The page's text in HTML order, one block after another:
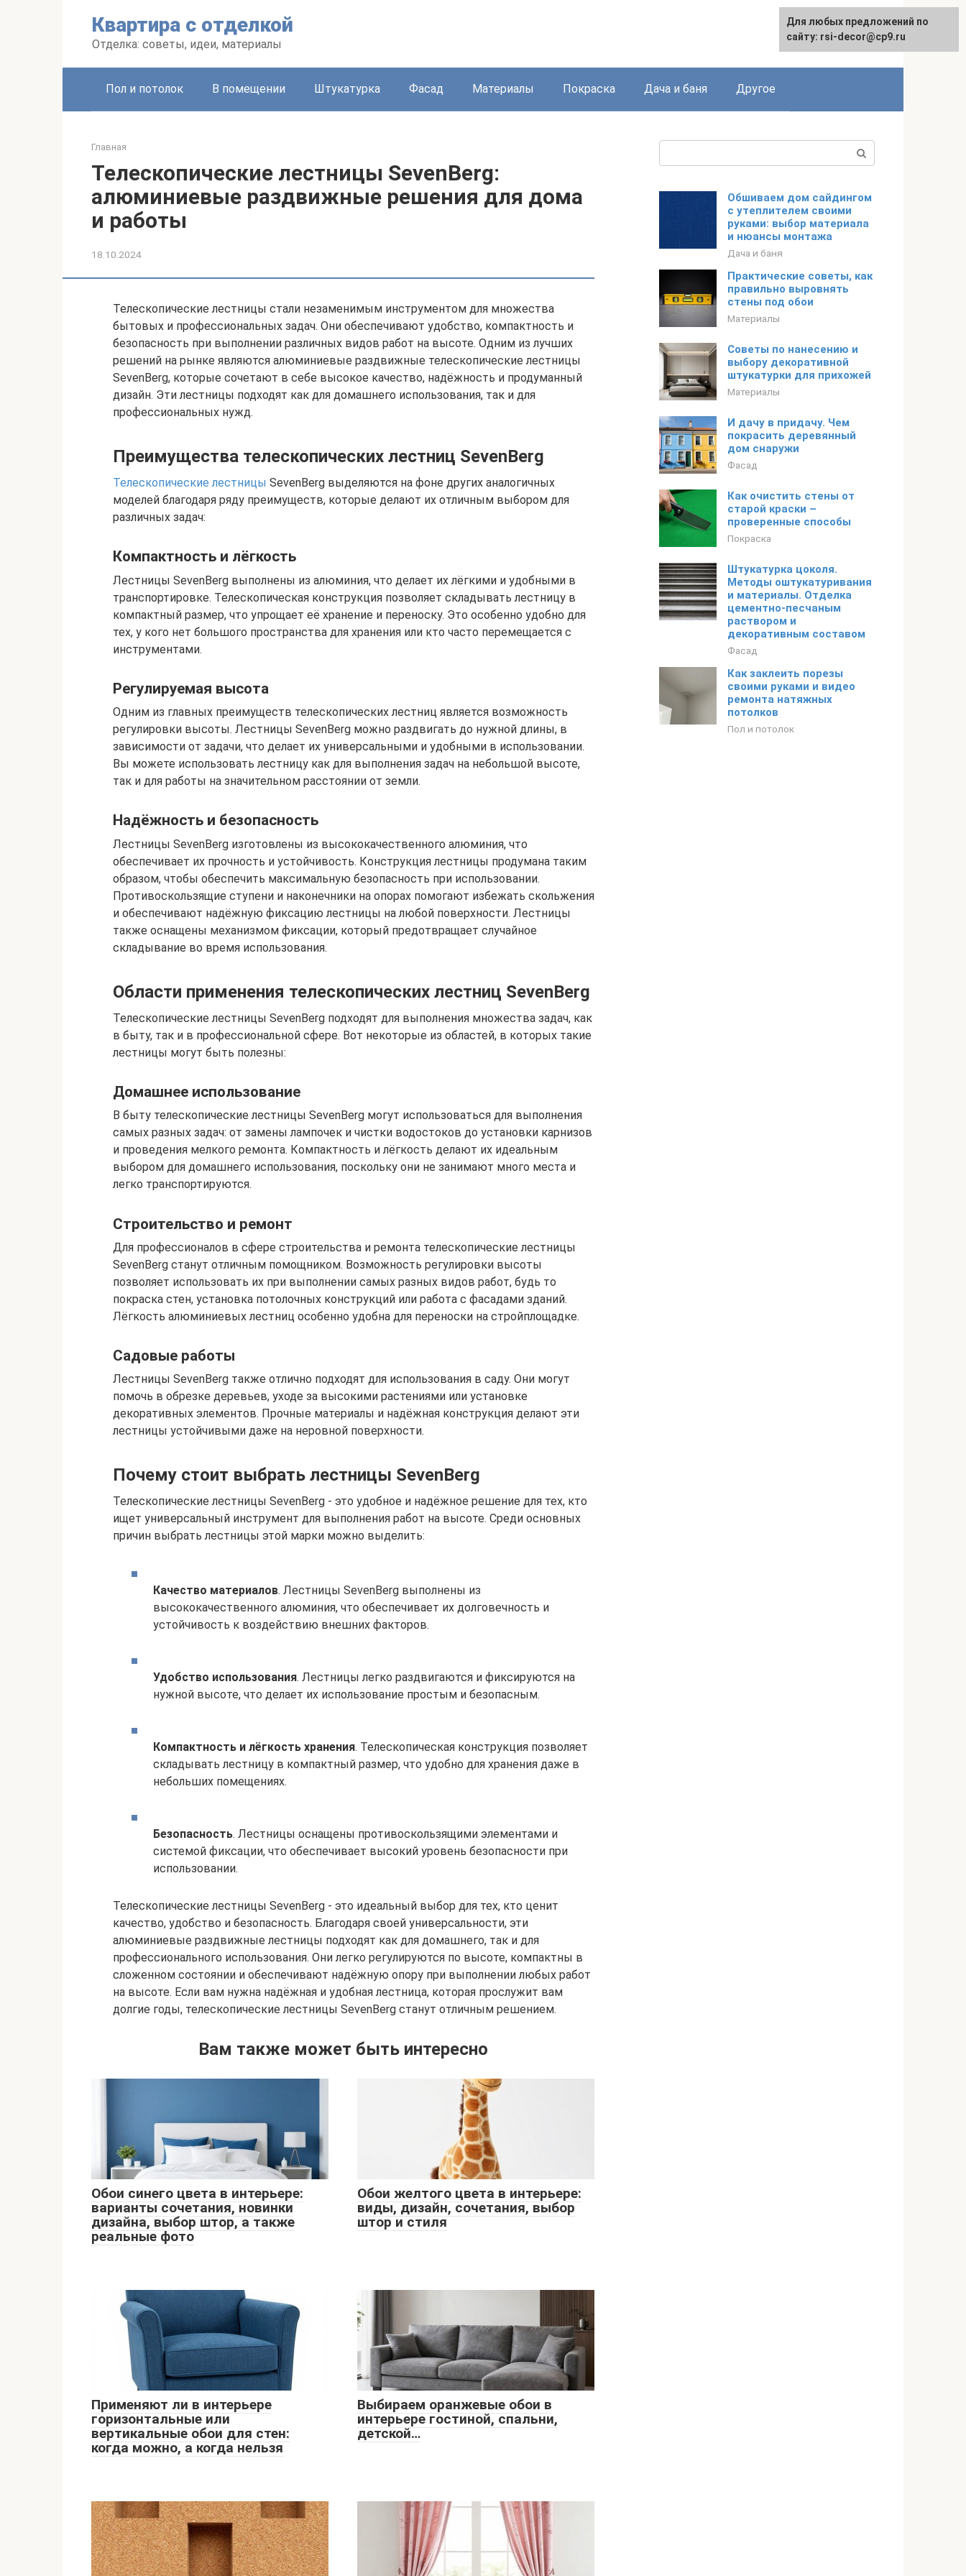
Квартира с отделкой
Отделка: советы, идеи, материалы
English
Пол и потолок В помещении Штукатурка Фасад Материалы Покраска Дача и баня Другое
Главная
Телескопические лестницы SevenBerg:
алюминиевые раздвижные решения для дома
и работы
18.10.2024
Телескопические лестницы стали незаменимым инструментом для множества
бытовых и профессиональных задач. Они обеспечивают удобство, компактность и
безопасность при выполнении различных видов работ на высоте. Одним из лучших
решений на рынке являются алюминиевые раздвижные телескопические лестницы
SevenBerg, которые сочетают в себе высокое качество, надёжность и продуманный
дизайн. Эти лестницы подходят как для домашнего использования, так и для
профессиональных нужд.
Преимущества телескопических лестниц SevenBerg
Телескопические лестницы SevenBerg выделяются на фоне других аналогичных
моделей благодаря ряду преимуществ, которые делают их отличным выбором для
различных задач:
Компактность и лёгкость
Лестницы SevenBerg выполнены из алюминия, что делает их лёгкими и удобными в
транспортировке. Телескопическая конструкция позволяет складывать лестницу в
компактный размер, что упрощает её хранение и переноску. Это особенно удобно для
тех, у кого нет большого пространства для хранения или кто часто перемещается с
инструментами.
Регулируемая высота
Одним из главных преимуществ телескопических лестниц является возможность
регулировки высоты. Лестницы SevenBerg можно раздвигать до нужной длины, в
зависимости от задачи, что делает их универсальными и удобными в использовании.
Вы можете использовать лестницу как для выполнения задач на небольшой высоте,
так и для работы на значительном расстоянии от земли.
Надёжность и безопасность
Лестницы SevenBerg изготовлены из высококачественного алюминия, что
обеспечивает их прочность и устойчивость. Конструкция лестницы продумана таким
образом, чтобы обеспечить максимальную безопасность при использовании.
Противоскользящие ступени и наконечники на опорах помогают избежать скольжения
и обеспечивают надёжную фиксацию лестницы на любой поверхности. Лестницы
также оснащены механизмом фиксации, который предотвращает случайное
складывание во время использования.
Области применения телескопических лестниц SevenBerg
Телескопические лестницы SevenBerg подходят для выполнения множества задач, как
в быту, так и в профессиональной сфере. Вот некоторые из областей, в которых такие
лестницы могут быть полезны:
Домашнее использование
В быту телескопические лестницы SevenBerg могут использоваться для выполнения
самых разных задач: от замены лампочек и чистки водостоков до установки карнизов
и проведения мелкого ремонта. Компактность и лёгкость делают их идеальным
выбором для домашнего использования, поскольку они не занимают много места и
легко транспортируются.
Строительство и ремонт
Для профессионалов в сфере строительства и ремонта телескопические лестницы
SevenBerg станут отличным помощником. Возможность регулировки высоты
позволяет использовать их при выполнении самых разных видов работ, будь то
покраска стен, установка потолочных конструкций или работа с фасадами зданий.
Лёгкость алюминиевых лестниц особенно удобна для переноски на стройплощадке.
Садовые работы
Лестницы SevenBerg также отлично подходят для использования в саду. Они могут
помочь в обрезке деревьев, уходе за высокими растениями или установке
декоративных элементов. Прочные материалы и надёжная конструкция делают эти
лестницы устойчивыми даже на неровной поверхности.
Почему стоит выбрать лестницы SevenBerg
Телескопические лестницы SevenBerg - это удобное и надёжное решение для тех, кто
ищет универсальный инструмент для выполнения работ на высоте. Среди основных
причин выбрать лестницы этой марки можно выделить:
Качество материалов. Лестницы SevenBerg выполнены из
высококачественного алюминия, что обеспечивает их долговечность и
устойчивость к воздействию внешних факторов.
Удобство использования. Лестницы легко раздвигаются и фиксируются на
нужной высоте, что делает их использование простым и безопасным.
Компактность и лёгкость хранения. Телескопическая конструкция позволяет
складывать лестницу в компактный размер, что удобно для хранения даже в
небольших помещениях.
Безопасность. Лестницы оснащены противоскользящими элементами и
системой фиксации, что обеспечивает высокий уровень безопасности при
использовании.
Телескопические лестницы SevenBerg - это идеальный выбор для тех, кто ценит
качество, удобство и безопасность. Благодаря своей универсальности, эти
алюминиевые раздвижные лестницы подходят как для домашнего, так и для
профессионального использования. Они легко регулируются по высоте, компактны в
сложенном состоянии и обеспечивают надёжную опору при выполнении любых работ
на высоте. Если вам нужна надёжная и удобная лестница, которая прослужит вам
долгие годы, телескопические лестницы SevenBerg станут отличным решением.
Вам также может быть интересно
Обои синего цвета в интерьере:
варианты сочетания, новинки
дизайна, выбор штор, а также
реальные фото
Обои желтого цвета в интерьере:
виды, дизайн, сочетания, выбор
штор и стиля
Применяют ли в интерьере
горизонтальные или
вертикальные обои для стен:
когда можно, а когда нельзя
Выбираем оранжевые обои в
интерьере гостиной, спальни,
детской…
Обшиваем дом сайдингом
с утеплителем своими
руками: выбор материала
и нюансы монтажа
Дача и баня
Практические советы, как
правильно выровнять
стены под обои
Материалы
Советы по нанесению и
выбору декоративной
штукатурки для прихожей
Материалы
И дачу в придачу. Чем
покрасить деревянный
дом снаружи
Фасад
Как очистить стены от
старой краски –
проверенные способы
Покраска
Штукатурка цоколя.
Методы оштукатуривания
и материалы. Отделка
цементно-песчаным
раствором и
декоративным составом
Фасад
Как заклеить порезы
своими руками и видео
ремонта натяжных
потолков
Пол и потолок
Для любых предложений по
сайту: rsi-decor@cp9.ru
Для любых предложений по
сайту: rsi-decor@cp9.ru